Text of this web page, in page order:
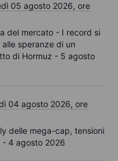
05 agosto 2026, ore
del mercato - I record si
speranze di un
di Hormuz - 5 agosto
04 agosto 2026, ore
delle mega-cap, tensioni
- 4 agosto 2026